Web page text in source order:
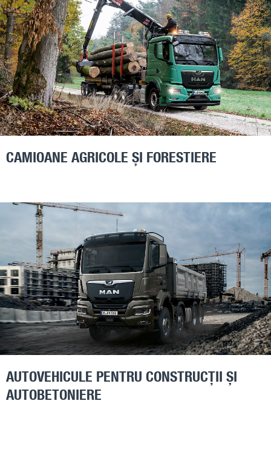
CAMIOANE AGRICOLE ȘI FORESTIERE
AUTOVEHICULE PENTRU CONSTRUCȚII ȘI
AUTOBETONIERE